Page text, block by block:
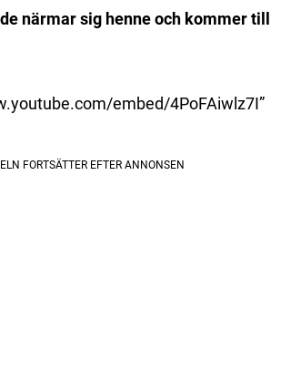
närmar sig henne och kommer till
embed/4PoFAiwlz7I”